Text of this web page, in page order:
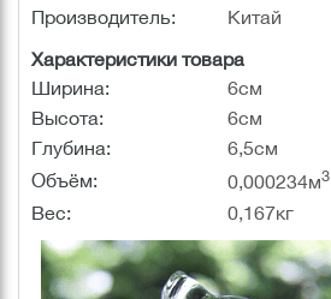
Производитель:
Китай
Характеристики товара
Ширина:
6см
Высота:
6см
Глубина:
6,5см
Объём:
0,000234м3
Вес: 0,167кг